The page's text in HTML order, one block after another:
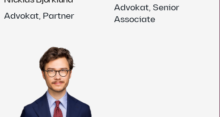
Advokat, Partner
Advokat, Senior
Associate